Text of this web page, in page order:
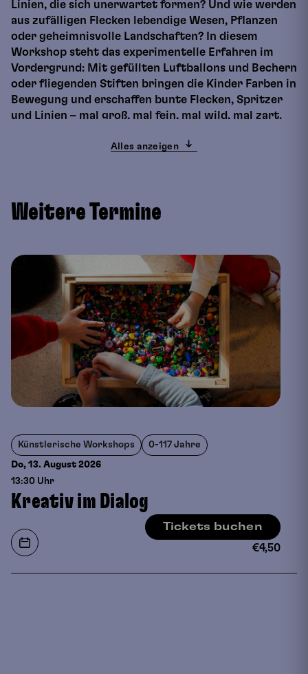
Linien, die sich unerwartet formen? Und wie werden
aus zufälligen Flecken lebendige Wesen, Pflanzen
oder geheimnisvolle Landschaften? In diesem
Workshop steht das experimentelle Erfahren im
Vordergrund: Mit gefüllten Luftballons und Bechern
oder fliegenden Stiften bringen die Kinder Farben in
Bewegung und erschaffen bunte Flecken, Spritzer
und Linien – mal groß, mal fein, mal wild, mal zart.
Ausgangspunkt für erweiterte Bilder und
Zeichengeräten geben die Kinder ihren Bildideen
Kraft zu nutzen und ihre eigene Bildsprache zu
entwickeln.
Max. Teilnehmer:innenzahl15
Kinder bis 8 Jahre dürfen den Workshop nicht
alleine besuchen.
*Bitte nehmt etwas zu trinken mit und tragt
schmutzig werden darf
Alles anzeigen
Weitere Termine
Künstlerische Workshops 0-117 Jahre
Do, 13. August 2026
13:30 Uhr
Kreativ im Dialog
Tickets buchen
€4,50